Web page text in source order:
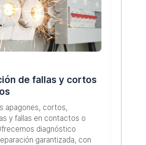
de fallas y cortos
apagones, cortos,
y fallas en contactos o
diagnóstico
garantizada, con